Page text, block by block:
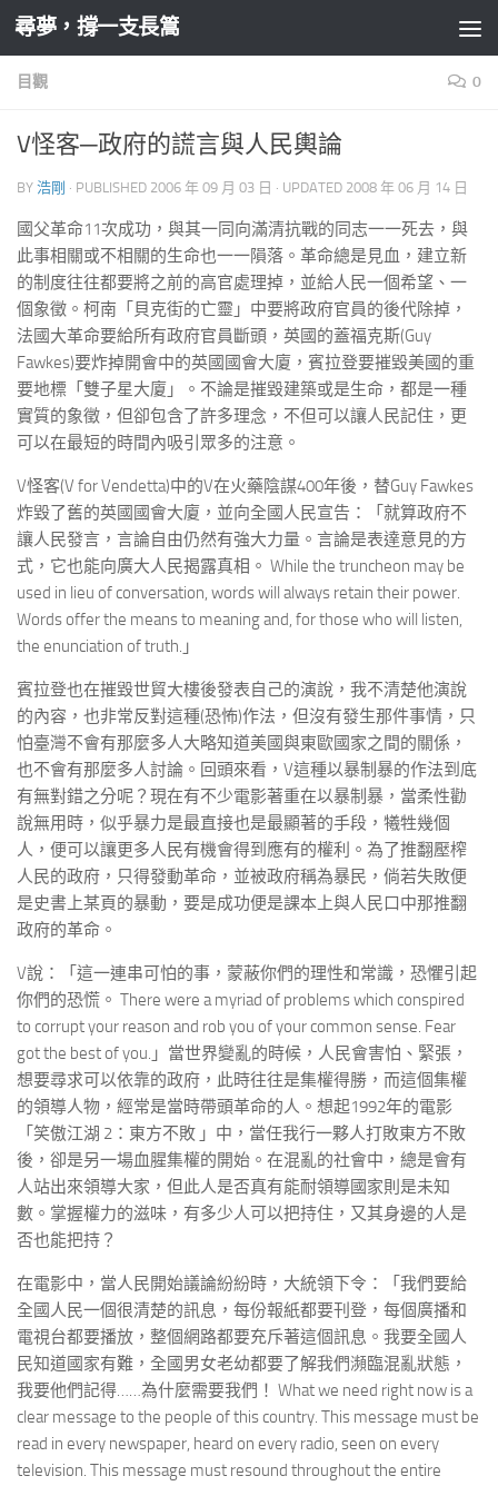
Skip to content
尋夢，撐一支長篙
目觀 0
V怪客─政府的謊言與人民輿論
BY 浩剛 · PUBLISHED 2006 年 09 月 03 日 · UPDATED 2008 年 06 月 14 日
國父革命11次成功，與其一同向滿清抗戰的同志一一死去，與
此事相關或不相關的生命也一一隕落。革命總是見血，建立新
的制度往往都要將之前的高官處理掉，並給人民一個希望、一
個象徵。柯南「貝克街的亡靈」中要將政府官員的後代除掉，
法國大革命要給所有政府官員斷頭，英國的蓋福克斯(Guy
Fawkes)要炸掉開會中的英國國會大廈，賓拉登要摧毀美國的重
要地標「雙子星大廈」。不論是摧毀建築或是生命，都是一種
實質的象徵，但卻包含了許多理念，不但可以讓人民記住，更
可以在最短的時間內吸引眾多的注意。
V怪客(V for Vendetta)中的V在火藥陰謀400年後，替Guy Fawkes
炸毀了舊的英國國會大廈，並向全國人民宣告：「就算政府不
讓人民發言，言論自由仍然有強大力量。言論是表達意見的方
式，它也能向廣大人民揭露真相。 While the truncheon may be
used in lieu of conversation, words will always retain their power.
Words offer the means to meaning and, for those who will listen,
the enunciation of truth.」
賓拉登也在摧毀世貿大樓後發表自己的演說，我不清楚他演說
的內容，也非常反對這種(恐怖)作法，但沒有發生那件事情，只
怕臺灣不會有那麼多人大略知道美國與東歐國家之間的關係，
也不會有那麼多人討論。回頭來看，V這種以暴制暴的作法到底
有無對錯之分呢？現在有不少電影著重在以暴制暴，當柔性勸
說無用時，似乎暴力是最直接也是最顯著的手段，犧牲幾個
人，便可以讓更多人民有機會得到應有的權利。為了推翻壓榨
人民的政府，只得發動革命，並被政府稱為暴民，倘若失敗便
是史書上某頁的暴動，要是成功便是課本上與人民口中那推翻
政府的革命。
V說：「這一連串可怕的事，蒙蔽你們的理性和常識，恐懼引起
你們的恐慌。 There were a myriad of problems which conspired
to corrupt your reason and rob you of your common sense. Fear
got the best of you.」當世界變亂的時候，人民會害怕、緊張，
想要尋求可以依靠的政府，此時往往是集權得勝，而這個集權
的領導人物，經常是當時帶頭革命的人。想起1992年的電影
「笑傲江湖 2：東方不敗 」中，當任我行一夥人打敗東方不敗
後，卻是另一場血腥集權的開始。在混亂的社會中，總是會有
人站出來領導大家，但此人是否真有能耐領導國家則是未知
數。掌握權力的滋味，有多少人可以把持住，又其身邊的人是
否也能把持？
在電影中，當人民開始議論紛紛時，大統領下令：「我們要給
全國人民一個很清楚的訊息，每份報紙都要刊登，每個廣播和
電視台都要播放，整個網路都要充斥著這個訊息。我要全國人
民知道國家有難，全國男女老幼都要了解我們瀕臨混亂狀態，
我要他們記得……為什麼需要我們！ What we need right now is a
clear message to the people of this country. This message must be
read in every newspaper, heard on every radio, seen on every
television. This message must resound throughout the entire